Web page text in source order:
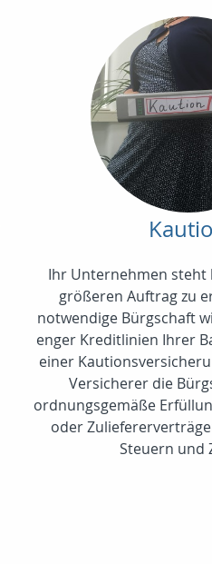
Ihr Unternehmen steht
größeren Auftrag zu
notwendige Bürgschaft
enger Kreditlinien Ihrer
einer
Versicherer die
ordnungsgemäße
oder
Steuern und